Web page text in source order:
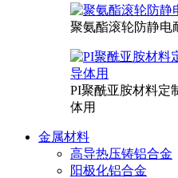
聚氨酯滚轮防静电
PI聚酰亚胺材料定
体用
金属材料
高导热压铸铝合金
阳极化铝合金